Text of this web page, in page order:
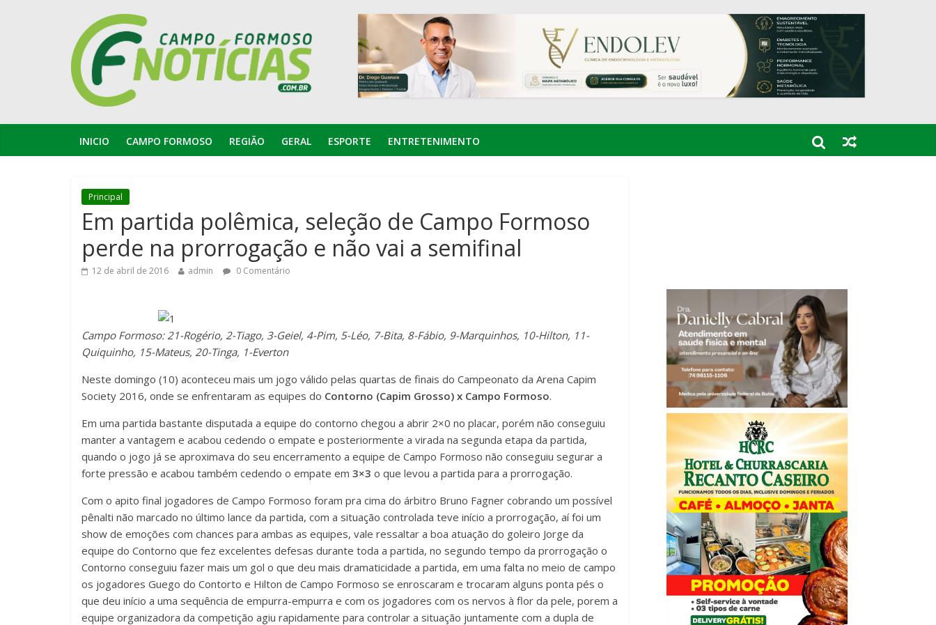
INICIO CAMPO FORMOSO REGIÃO GERAL ESPORTE ENTRETENIMENTO
Principal
Em partida polêmica, seleção de Campo Formoso
perde na prorrogação e não vai a semifinal
12 de abril de 2016 admin 0 Comentário
Campo Formoso: 21-Rogério, 2-Tiago, 3-Geiel, 4-Pim, 5-Léo, 7-Bita, 8-Fábio, 9-Marquinhos, 10-Hilton, 11-
Quiquinho, 15-Mateus, 20-Tinga, 1-Everton
Neste domingo (10) aconteceu mais um jogo válido pelas quartas de finais do Campeonato da Arena Capim
Society 2016, onde se enfrentaram as equipes do Contorno (Capim Grosso) x Campo Formoso.
Em uma partida bastante disputada a equipe do contorno chegou a abrir 2×0 no placar, porém não conseguiu
manter a vantagem e acabou cedendo o empate e posteriormente a virada na segunda etapa da partida,
quando o jogo já se aproximava do seu encerramento a equipe de Campo Formoso não conseguiu segurar a
forte pressão e acabou também cedendo o empate em 3×3 o que levou a partida para a prorrogação.
Com o apito final jogadores de Campo Formoso foram pra cima do árbitro Bruno Fagner cobrando um possível
pênalti não marcado no último lance da partida, com a situação controlada teve início a prorrogação, aí foi um
show de emoções com chances para ambas as equipes, vale ressaltar a boa atuação do goleiro Jorge da
equipe do Contorno que fez excelentes defesas durante toda a partida, no segundo tempo da prorrogação o
Contorno conseguiu fazer mais um gol o que deu mais dramaticidade a partida, em uma falta no meio de campo
os jogadores Guego do Contorto e Hilton de Campo Formoso se enroscaram e trocaram alguns ponta pés o
que deu início a uma sequência de empurra-empurra e com os jogadores com os nervos à flor da pele, porem a
equipe organizadora da competição agiu rapidamente para controlar a situação juntamente com a dupla de